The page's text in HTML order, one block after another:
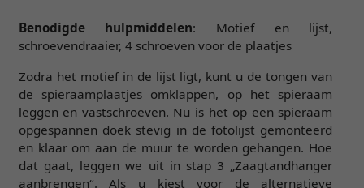
Benodigde hulpmiddelen: Motief en lijst,
schroevendraaier, 4 schroeven voor de plaatjes
Zodra het motief in de lijst ligt, kunt u de tongen van
de spieraamplaatjes omklappen, op het spieraam
leggen en vastschroeven. Nu is het op een spieraam
opgespannen doek stevig in de fotolijst gemonteerd
en klaar om aan de muur te worden gehangen. Hoe
dat gaat, leggen we uit in stap 3 „Zaagtandhanger
aanbrengen“. Als u kiest voor de alternatieve